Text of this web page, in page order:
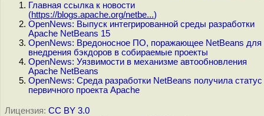
Главная ссылка к новости
(https://blogs.apache.org/netbe...)
OpenNews: Выпуск интегрированной среды разработки
Apache NetBeans 15
OpenNews: Вредоносное ПО, поражающее NetBeans для
внедрения бэкдоров в собираемые проекты
OpenNews: Уязвимости в механизме автообновления
Apache NetBeans
OpenNews: Среда разработки NetBeans получила статус
первичного проекта Apache
Лицензия: CC BY 3.0